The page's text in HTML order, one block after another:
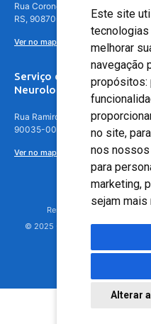
Este site
tecnologias
melhorar
navegação
propósitos:
no site,
nos
para
marketing,
sejam mais
Alterar
Rua Coronel Aparício Borges, 250
RS, 90870-016
Ver no mapa
Serviço de
Neurologia
Rua Ramiro Barcelos, 630 – 5º
90035-001
Ver no mapa
Responsável Técnico: Dr.
© 2025 - Hospital Moinhos de